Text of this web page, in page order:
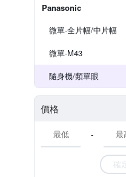
Panasonic
微單-全片幅/中片幅
微單-M43
隨身機/類單眼
價格
-
確定